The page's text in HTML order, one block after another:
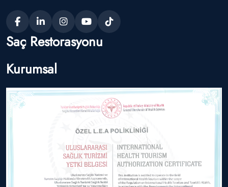
Saç Restorasyonu
Kurumsal